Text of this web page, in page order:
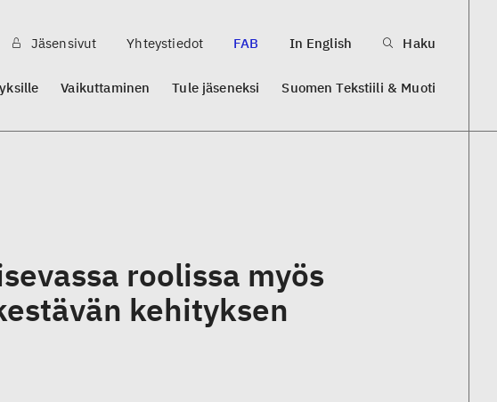
Jäsensivut Yhteystiedot FAB In English Haku
Vaikuttaminen Tule jäseneksi Suomen Tekstiili & Muoti
roolissa myös
kehityksen